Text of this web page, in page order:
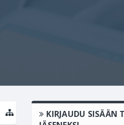
KIRJAUDU SISÄÄN